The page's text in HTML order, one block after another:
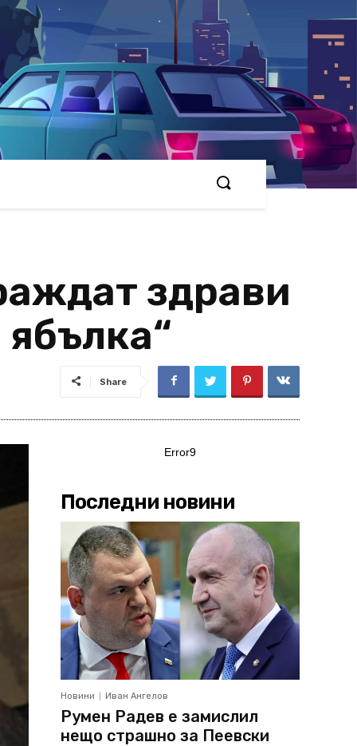
здрави
Share
Error9
Последни новини
Новини Иван Ангелов
Румен Радев е замислил
нещо страшно за Пеевски